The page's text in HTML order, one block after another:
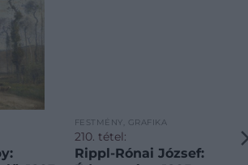
FESTMÉNY, GRAFIKA
210. tétel:
Rippl-Rónai József: